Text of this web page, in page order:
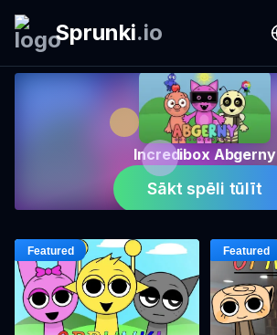
Sprunki.io
Incredibox Abgerny
Sākt spēli tūlīt